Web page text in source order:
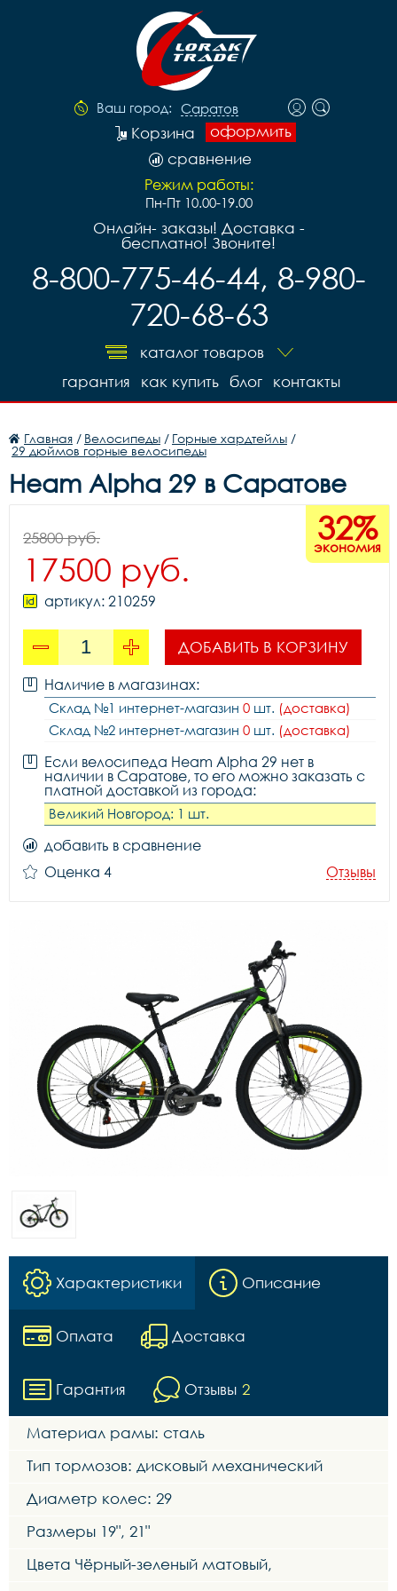
Ваш город: Саратов
оформить
Корзина
сравнение
Режим работы:
Пн-Пт 10.00-19.00
Онлайн- заказы! Доставка -
бесплатно! Звоните!
8-800-775-46-44, 8-980-
720-68-63
каталог товаров
контакты
блог
как купить
гарантия
Главная / Велосипеды / Горные хардтейлы /
29 дюймов горные велосипеды
Heam Alpha 29 в Саратове
32%
экономия
25800 руб.
17500 руб.
артикул: 210259
ДОБАВИТЬ В КОРЗИНУ
Наличие в магазинах:
Склад №1 интернет-магазин 0 шт. (доставка)
Склад №2 интернет-магазин 0 шт. (доставка)
Если велосипеда Heam Alpha 29 нет в
наличии в Саратове, то его можно заказать с
платной доставкой из города:
Великий Новгород: 1 шт.
добавить в сравнение
Оценка 4
Отзывы
Характеристики Описание
Оплата Доставка
Гарантия Отзывы 2
Материал рамы: сталь
Тип тормозов: дисковый механический
Диаметр колес: 29
Размеры 19", 21"
Цвета Чёрный-зеленый матовый,